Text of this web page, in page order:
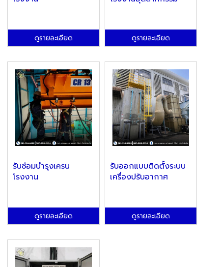
ดูรายละเอียด ดูรายละเอียด
รับซ่อมบำรุงเครน
โรงงาน
ดูรายละเอียด
รับออกแบบติดตั้งระบบ
เครื่องปรับอากาศ
ดูรายละเอียด